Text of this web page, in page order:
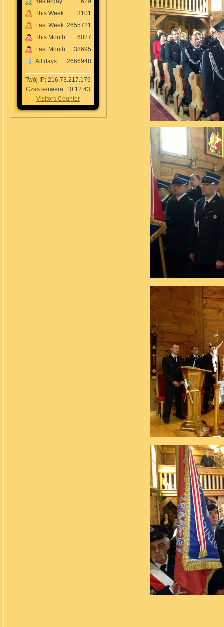
This Week
Last Week
This Month
Last Month
All days
3101
2655721
6027
38695
2666948
Twój IP: 216.73.217.179
Czas serwera: 10:12:43
Visitors Counter